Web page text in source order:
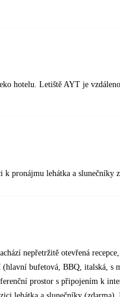
hotelu. Letiště AYT je
pronájmu lehátka a slunečníky
nepřetržitě otevřená
bufetová, BBQ, italská, s
prostor s připojením k